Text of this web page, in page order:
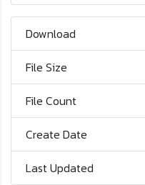
Download
File Size
File Count
Create Date
Last Updated